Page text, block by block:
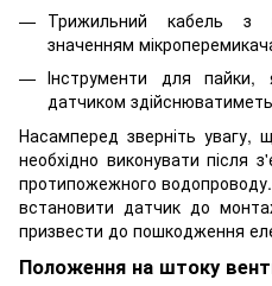
Трижильний кабель з
значенням
Інструменти для пайки,
датчиком
Насамперед зверніть
необхідно виконувати після
протипожежного
встановити датчик до
призвести до пошкодження
Положення на штоку